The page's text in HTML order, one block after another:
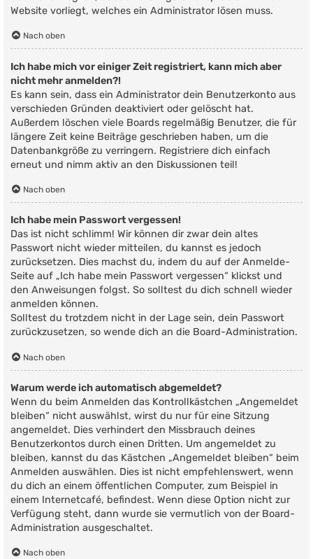
Website vorliegt, welches ein Administrator lösen muss.
Nach oben
Ich habe mich vor einiger Zeit registriert, kann mich aber
nicht mehr anmelden?!
Es kann sein, dass ein Administrator dein Benutzerkonto aus
verschieden Gründen deaktiviert oder gelöscht hat.
Außerdem löschen viele Boards regelmäßig Benutzer, die für
längere Zeit keine Beiträge geschrieben haben, um die
Datenbankgröße zu verringern. Registriere dich einfach
erneut und nimm aktiv an den Diskussionen teil!
Nach oben
Ich habe mein Passwort vergessen!
Das ist nicht schlimm! Wir können dir zwar dein altes
Passwort nicht wieder mitteilen, du kannst es jedoch
zurücksetzen. Dies machst du, indem du auf der Anmelde-
Seite auf „Ich habe mein Passwort vergessen“ klickst und
den Anweisungen folgst. So solltest du dich schnell wieder
anmelden können.
Solltest du trotzdem nicht in der Lage sein, dein Passwort
zurückzusetzen, so wende dich an die Board-Administration.
Nach oben
Warum werde ich automatisch abgemeldet?
Wenn du beim Anmelden das Kontrollkästchen „Angemeldet
bleiben“ nicht auswählst, wirst du nur für eine Sitzung
angemeldet. Dies verhindert den Missbrauch deines
Benutzerkontos durch einen Dritten. Um angemeldet zu
bleiben, kannst du das Kästchen „Angemeldet bleiben“ beim
Anmelden auswählen. Dies ist nicht empfehlenswert, wenn
du dich an einem öffentlichen Computer, zum Beispiel in
einem Internetcafé, befindest. Wenn diese Option nicht zur
Verfügung steht, dann wurde sie vermutlich von der Board-
Administration ausgeschaltet.
Nach oben